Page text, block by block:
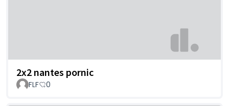
2x2 nantes pornic
FLF 0